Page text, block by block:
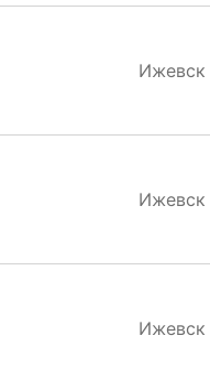
Ижевск
Ижевск
Ижевск